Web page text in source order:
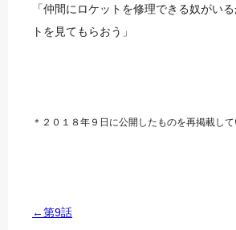
「仲間にロケットを修理できる奴がい
トを見てもらおう」
＊２０１８年９日に公開したものを再掲載して
←第9話